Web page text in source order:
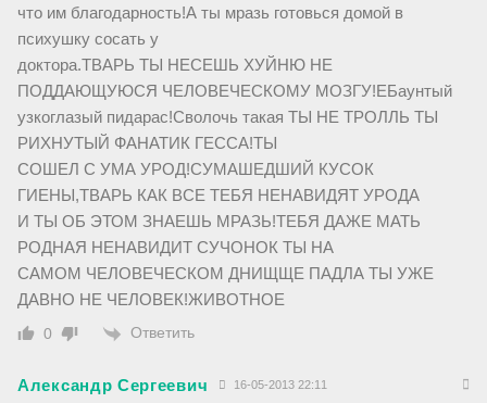
что им благодарность!А ты мразь готовься домой в
психушку сосать у
доктора.ТВАРЬ ТЫ НЕСЕШЬ ХУЙНЮ НЕ
ПОДДАЮЩУЮСЯ ЧЕЛОВЕЧЕСКОМУ МОЗГУ!ЕБаунтый
узкоглазый пидарас!Сволочь такая ТЫ НЕ ТРОЛЛЬ ТЫ
РИХНУТЫЙ ФАНАТИК ГЕССА!ТЫ
СОШЕЛ С УМА УРОД!СУМАШЕДШИЙ КУСОК
ГИЕНЫ,ТВАРЬ КАК ВСЕ ТЕБЯ НЕНАВИДЯТ УРОДА
И ТЫ ОБ ЭТОМ ЗНАЕШЬ МРАЗЬ!ТЕБЯ ДАЖЕ МАТЬ
РОДНАЯ НЕНАВИДИТ СУЧОНОК ТЫ НА
САМОМ ЧЕЛОВЕЧЕСКОМ ДНИЩЩЕ ПАДЛА ТЫ УЖЕ
ДАВНО НЕ ЧЕЛОВЕК!ЖИВОТНОЕ
0 Ответить
Александр Сергеевич 16-05-2013 22:11